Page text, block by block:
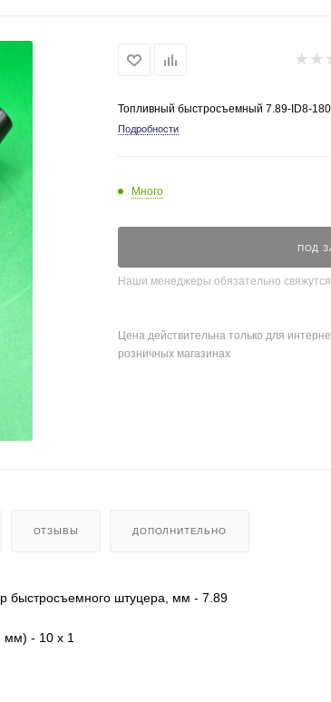
Топливный быстросъемный 7.89-ID8-
Подробности
Много
ПОД
Наши менеджеры обязательно свяжутся
Цена действительна только для
розничных магазинах
ОТЗЫВЫ ДОПОЛНИТЕЛЬНО
быстросъемного штуцера, мм - 7.89
мм) - 10 x 1